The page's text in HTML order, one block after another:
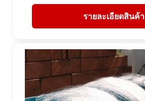
รายละเอียดสินค้า